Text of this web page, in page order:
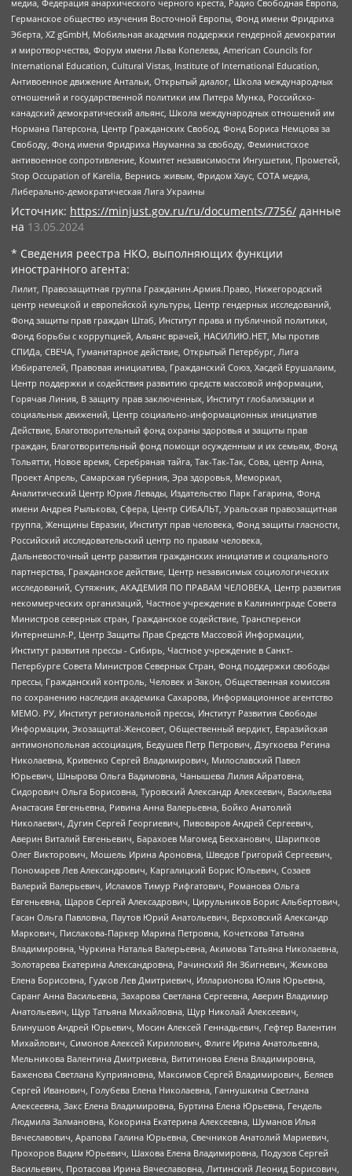
медиа, Федерация анархического черного креста, Радио Свободная Европа,
Германское общество изучения Восточной Европы, Фонд имени Фридриха
Эберта, XZ gGmbH, Мобильная академия поддержки гендерной демократии
и миротворчества, Форум имени Льва Копелева, American Councils for
International Education, Cultural Vistas, Institute of International Education,
Антивоенное движение Антальи, Открытый диалог, Школа международных
отношений и государственной политики им Питера Мунка, Российско-
канадский демократический альянс, Школа международных отношений им
Нормана Патерсона, Центр Гражданских Свобод, Фонд Бориса Немцова за
Свободу, Фонд имени Фридриха Науманна за свободу, Феминистское
антивоенное сопротивление, Комитет независимости Ингушетии, Прометей,
Stop Occupation of Karelia, Вернись живым, Фридом Хаус, СОТА медиа,
Либерально-демократическая Лига Украины
Источник: https://minjust.gov.ru/ru/documents/7756/ данные
на 13.05.2024
* Сведения реестра НКО, выполняющих функции
иностранного агента:
Лилит, Правозащитная группа Гражданин.Армия.Право, Нижегородский
центр немецкой и европейской культуры, Центр гендерных исследований,
Фонд защиты прав граждан Штаб, Институт права и публичной политики,
Фонд борьбы с коррупцией, Альянс врачей, НАСИЛИЮ.НЕТ, Мы против
СПИДа, СВЕЧА, Гуманитарное действие, Открытый Петербург, Лига
Избирателей, Правовая инициатива, Гражданский Союз, Хасдей Ерушалаим,
Центр поддержки и содействия развитию средств массовой информации,
Горячая Линия, В защиту прав заключенных, Институт глобализации и
социальных движений, Центр социально-информационных инициатив
Действие, Благотворительный фонд охраны здоровья и защиты прав
граждан, Благотворительный фонд помощи осужденным и их семьям, Фонд
Тольятти, Новое время, Серебряная тайга, Так-Так-Так, Сова, центр Анна,
Проект Апрель, Самарская губерния, Эра здоровья, Мемориал,
Аналитический Центр Юрия Левады, Издательство Парк Гагарина, Фонд
имени Андрея Рылькова, Сфера, Центр СИБАЛЬТ, Уральская правозащитная
группа, Женщины Евразии, Институт прав человека, Фонд защиты гласности,
Российский исследовательский центр по правам человека,
Дальневосточный центр развития гражданских инициатив и социального
партнерства, Гражданское действие, Центр независимых социологических
исследований, Сутяжник, АКАДЕМИЯ ПО ПРАВАМ ЧЕЛОВЕКА, Центр развития
некоммерческих организаций, Частное учреждение в Калининграде Совета
Министров северных стран, Гражданское содействие, Трансперенси
Интернешнл-Р, Центр Защиты Прав Средств Массовой Информации,
Институт развития прессы - Сибирь, Частное учреждение в Санкт-
Петербурге Совета Министров Северных Стран, Фонд поддержки свободы
прессы, Гражданский контроль, Человек и Закон, Общественная комиссия
по сохранению наследия академика Сахарова, Информационное агентство
МЕМО. РУ, Институт региональной прессы, Институт Развития Свободы
Информации, Экозащита!-Женсовет, Общественный вердикт, Евразийская
антимонопольная ассоциация, Бедушев Петр Петрович, Дзугкоева Регина
Николаевна, Кривенко Сергей Владимирович, Милославский Павел
Юрьевич, Шнырова Ольга Вадимовна, Чанышева Лилия Айратовна,
Сидорович Ольга Борисовна, Туровский Александр Алексеевич, Васильева
Анастасия Евгеньевна, Ривина Анна Валерьевна, Бойко Анатолий
Николаевич, Дугин Сергей Георгиевич, Пивоваров Андрей Сергеевич,
Аверин Виталий Евгеньевич, Барахоев Магомед Бекханович, Шарипков
Олег Викторович, Мошель Ирина Ароновна, Шведов Григорий Сергеевич,
Пономарев Лев Александрович, Каргалицкий Борис Юльевич, Созаев
Валерий Валерьевич, Исламов Тимур Рифгатович, Романова Ольга
Евгеньевна, Щаров Сергей Алексадрович, Цирульников Борис Альбертович,
Гасан Ольга Павловна, Паутов Юрий Анатольевич, Верховский Александр
Маркович, Пислакова-Паркер Марина Петровна, Кочеткова Татьяна
Владимировна, Чуркина Наталья Валерьевна, Акимова Татьяна Николаевна,
Золотарева Екатерина Александровна, Рачинский Ян Збигневич, Жемкова
Елена Борисовна, Гудков Лев Дмитриевич, Илларионова Юлия Юрьевна,
Саранг Анна Васильевна, Захарова Светлана Сергеевна, Аверин Владимир
Анатольевич, Щур Татьяна Михайловна, Щур Николай Алексеевич,
Блинушов Андрей Юрьевич, Мосин Алексей Геннадьевич, Гефтер Валентин
Михайлович, Симонов Алексей Кириллович, Флиге Ирина Анатольевна,
Мельникова Валентина Дмитриевна, Вититинова Елена Владимировна,
Баженова Светлана Куприяновна, Максимов Сергей Владимирович, Беляев
Сергей Иванович, Голубева Елена Николаевна, Ганнушкина Светлана
Алексеевна, Закс Елена Владимировна, Буртина Елена Юрьевна, Гендель
Людмила Залмановна, Кокорина Екатерина Алексеевна, Шуманов Илья
Вячеславович, Арапова Галина Юрьевна, Свечников Анатолий Мариевич,
Прохоров Вадим Юрьевич, Шахова Елена Владимировна, Подузов Сергей
Васильевич, Протасова Ирина Вячеславовна, Литинский Леонид Борисович,